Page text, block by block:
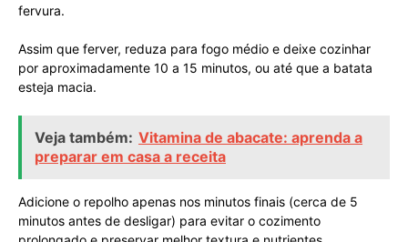
fervura.
Assim que ferver, reduza para fogo médio e deixe cozinhar
por aproximadamente 10 a 15 minutos, ou até que a batata
esteja macia.
Veja também: Vitamina de abacate: aprenda a
preparar em casa a receita
Adicione o repolho apenas nos minutos finais (cerca de 5
minutos antes de desligar) para evitar o cozimento